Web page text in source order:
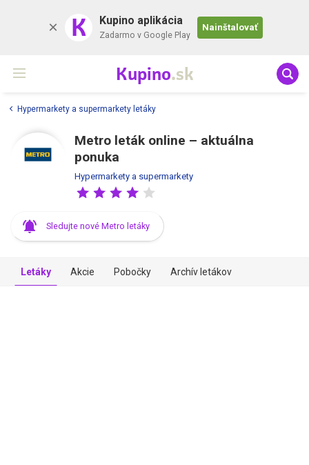
K Kupino aplikácia
Zadarmo v Google Play
Nainštalovať
Kupino.sk
Hypermarkety a supermarkety letáky
Metro leták online –⁠ aktuálna
ponuka
Hypermarkety a supermarkety
Sledujte nové Metro letáky
Letáky Akcie Pobočky Archív letákov